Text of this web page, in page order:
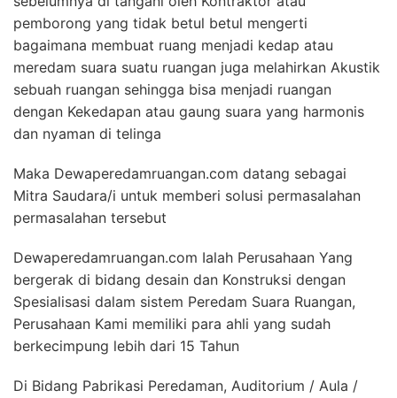
pemborong yang tidak betul betul mengerti
bagaimana membuat ruang menjadi kedap atau
meredam suara suatu ruangan juga melahirkan Akustik
sebuah ruangan sehingga bisa menjadi ruangan
dengan Kekedapan atau gaung suara yang harmonis
dan nyaman di telinga
Maka Dewaperedamruangan.com datang sebagai
Mitra Saudara/i untuk memberi solusi permasalahan
permasalahan tersebut
Dewaperedamruangan.com Ialah Perusahaan Yang
bergerak di bidang desain dan Konstruksi dengan
Spesialisasi dalam sistem Peredam Suara Ruangan,
Perusahaan Kami memiliki para ahli yang sudah
berkecimpung lebih dari 15 Tahun
Di Bidang Pabrikasi Peredaman, Auditorium / Aula /